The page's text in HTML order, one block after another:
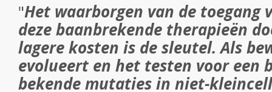
"Het waarborgen van de
deze baanbrekende therapieën
lagere kosten is de sleutel. Als
evolueert en het testen voor een
bekende mutaties in niet-